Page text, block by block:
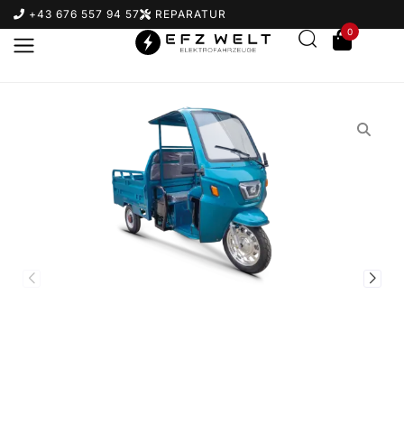
+43 676 557 94 57 REPARATUR
0